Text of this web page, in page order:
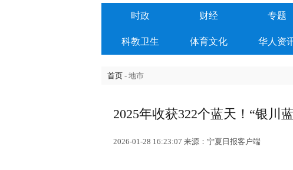
时政 财经 专题
科教卫生 体育文化 华人资
首页 - 地市
2025年收获322个蓝天！“银川
2026-01-28 16:23:07 来源：宁夏日报客户端